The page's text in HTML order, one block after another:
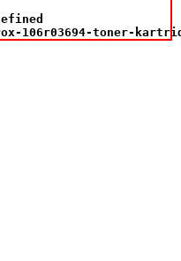
106r03694-toner-